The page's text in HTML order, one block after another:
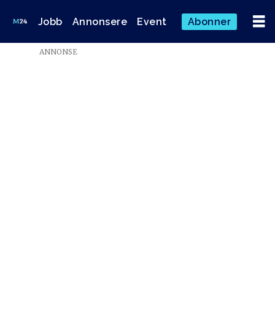
Jobb Annonsere Event Abonner
ANNONSE